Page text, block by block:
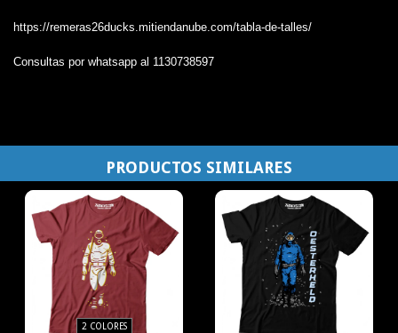
https://remeras26ducks.mitiendanube.com/tabla-de-talles/
Consultas por whatsapp al 1130738597
PRODUCTOS SIMILARES
2 COLORES